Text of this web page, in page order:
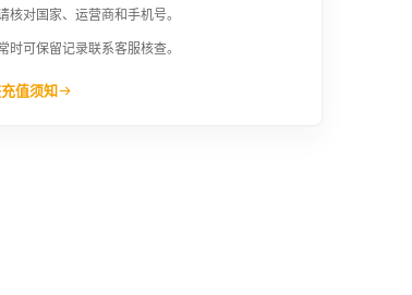
¥246.69
核对国家、运营商和手机号。
时可保留记录联系客服核查。
值须知